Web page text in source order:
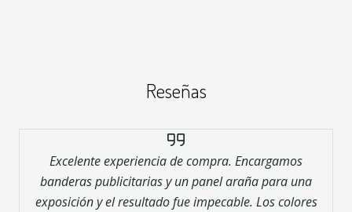
Reseñas
Excelente experiencia de compra. Encargamos
banderas publicitarias y un panel araña para una
exposición y el resultado fue impecable. Los colores